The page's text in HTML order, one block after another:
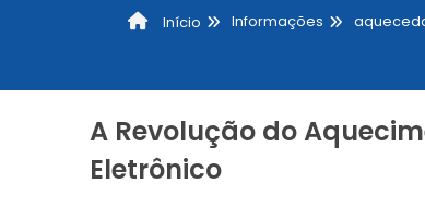
Início Informações
A Revolução do
Eletrônico